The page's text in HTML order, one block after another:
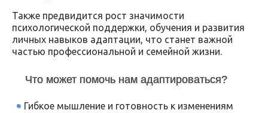
Также предвидится рост значимости
психологической поддержки, обучения и развития
личных навыков адаптации, что станет важной
частью профессиональной и семейной жизни.
Что может помочь нам адаптироваться?
Гибкое мышление и готовность к изменениям